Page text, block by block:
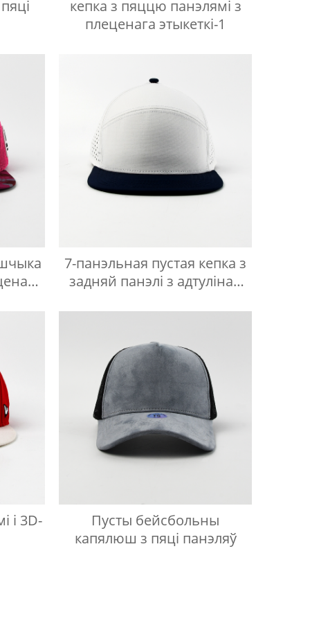
кепка з пяццю панэлямі з
плеценага этыкеткі-1
7-панэльная пустая кепка з
задняй панэлі з адтулінай
і 3D-
Пусты бейсбольны
капялюш з пяці панэляў